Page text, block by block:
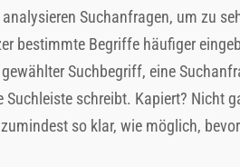
Suchanfragen, um zu
bestimmte Begriffe häufiger
Suchbegriff, eine
schreibt. Kapiert? Nicht
so klar, wie möglich,